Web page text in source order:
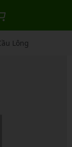
Lông